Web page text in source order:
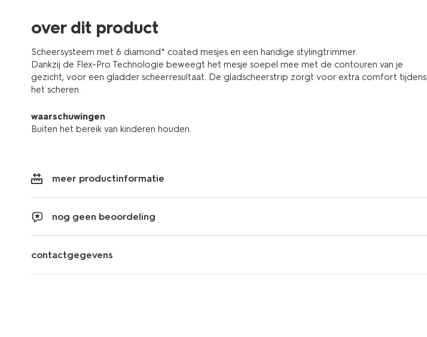
over dit product
Scheersysteem met 6 diamond* coated mesjes en een handige stylingtrimmer.
Dankzij de Flex-Pro Technologie beweegt het mesje soepel mee met de contouren van je
gezicht, voor een gladder scheerresultaat. De gladscheerstrip zorgt voor extra comfort tijdens
het scheren.
waarschuwingen
Buiten het bereik van kinderen houden.
meer productinformatie
nog geen beoordeling
contactgegevens